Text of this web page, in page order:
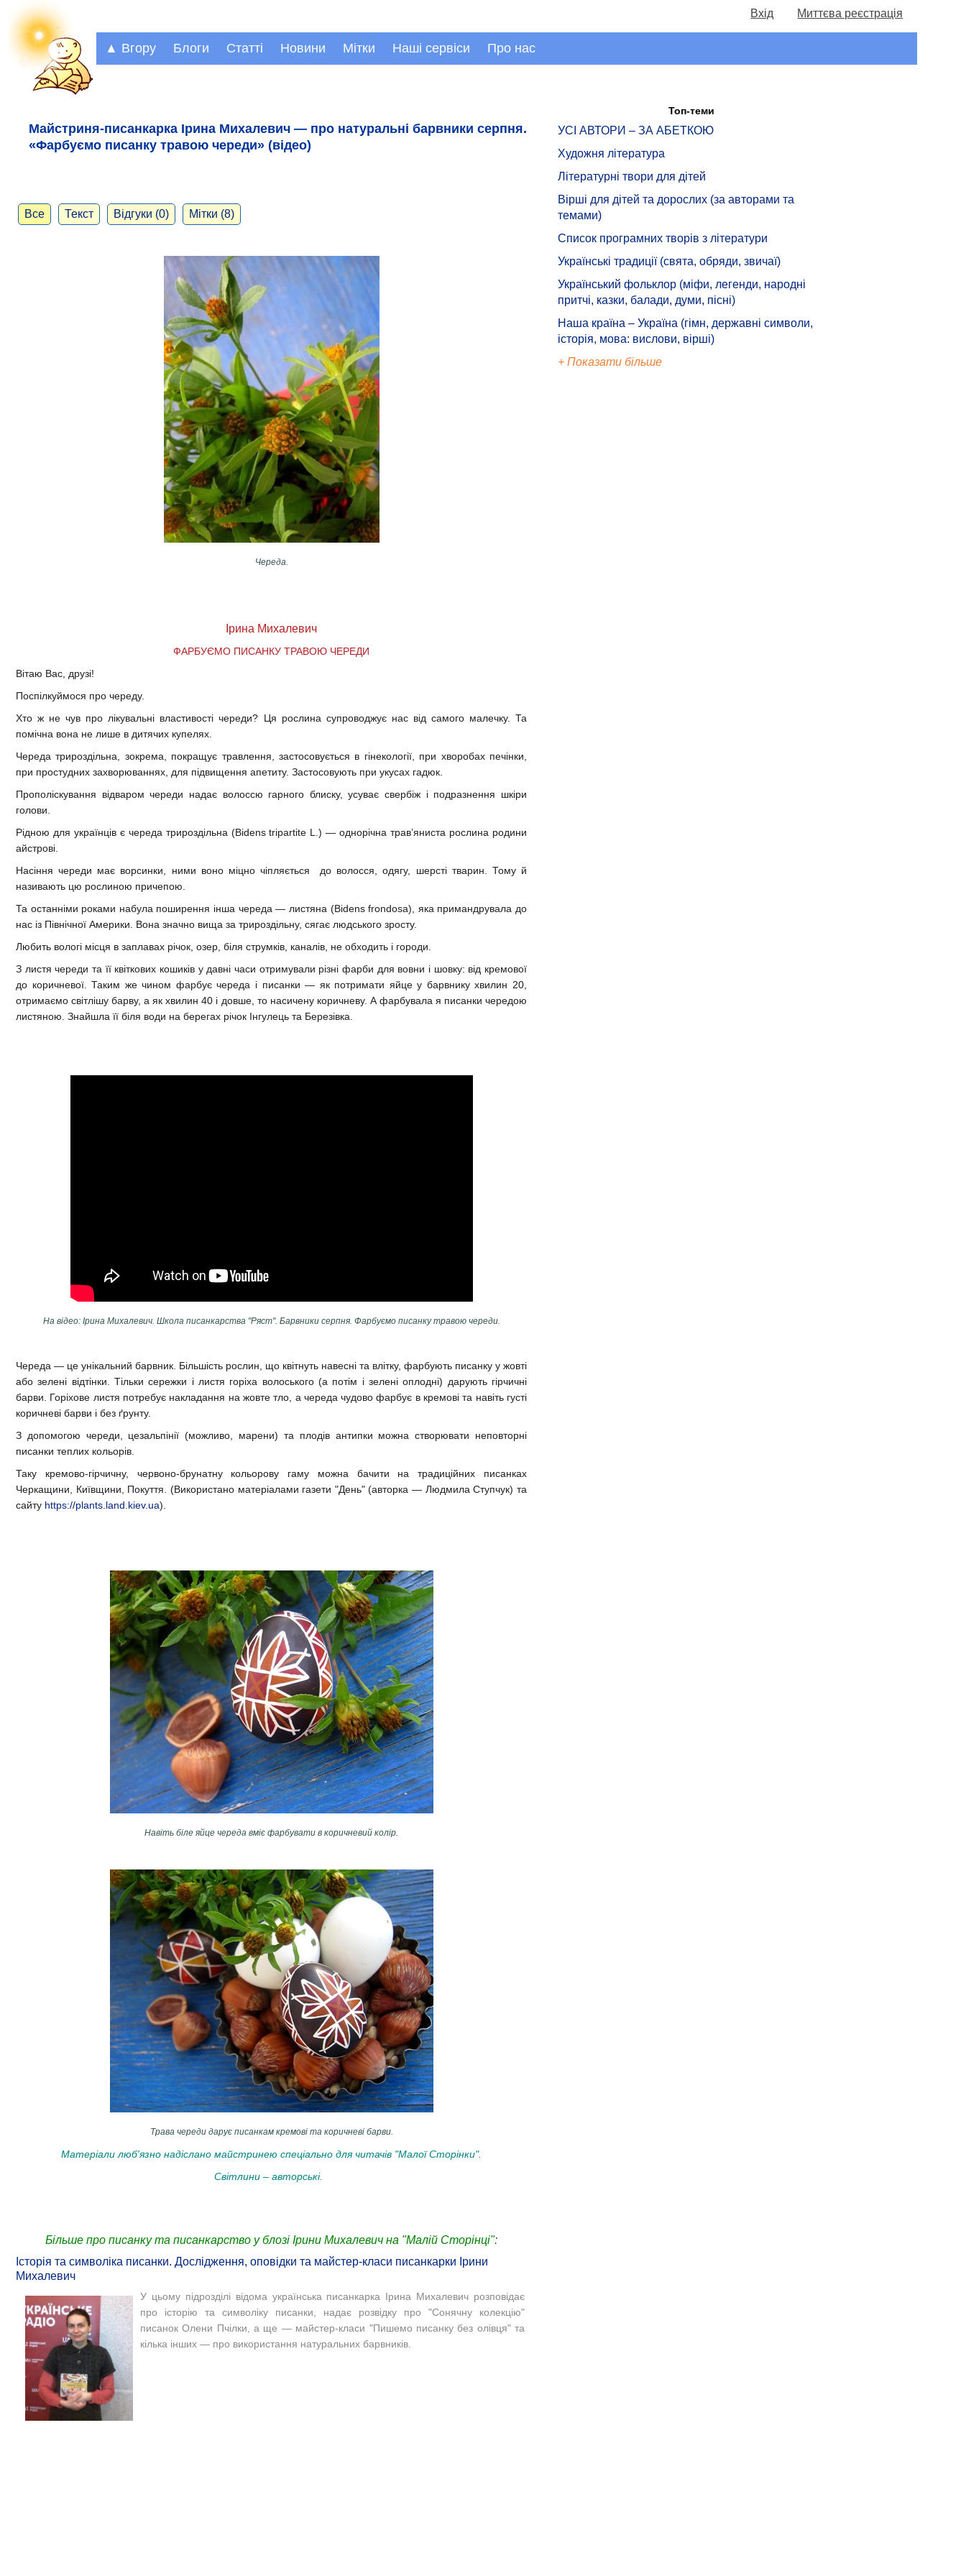
Вхід Миттєва реєстрація
▲ Вгору Блоги Статті Новини Мітки Наші сервіси Про нас
Майстриня-писанкарка Ірина Михалевич — про натуральні барвники серпня.
«Фарбуємо писанку травою череди» (відео)
Все Текст Відгуки (0) Мітки (8)
Череда.
Ірина Михалевич
ФАРБУЄМО ПИСАНКУ ТРАВОЮ ЧЕРЕДИ
Вітаю Вас, друзі!
Поспілкуймося про череду.
Хто ж не чув про лікувальні властивості череди? Ця рослина супроводжує нас від самого малечку. Та
помічна вона не лише в дитячих купелях.
Череда трироздільна, зокрема, покращує травлення, застосовується в гінекології, при хворобах печінки,
при простудних захворюваннях, для підвищення апетиту. Застосовують при укусах гадюк.
Прополіскування відваром череди надає волоссю гарного блиску, усуває свербіж і подразнення шкіри
голови.
Рідною для українців є череда трироздільна (Bidens tripartite L.) — однорічна трав’яниста рослина родини
айстрові.
Насіння череди має ворсинки, ними воно міцно чіпляється до волосся, одягу, шерсті тварин. Тому й
називають цю рослиною причепою.
Та останніми роками набула поширення інша череда — листяна (Bidens frondosa), яка примандрувала до
нас із Північної Америки. Вона значно вища за трироздільну, сягає людського зросту.
Любить вологі місця в заплавах річок, озер, біля струмків, каналів, не обходить і городи.
З листя череди та її квіткових кошиків у давні часи отримували різні фарби для вовни і шовку: від кремової
до коричневої. Таким же чином фарбує череда і писанки — як потримати яйце у барвнику хвилин 20,
отримаємо світлішу барву, а як хвилин 40 і довше, то насичену коричневу. А фарбувала я писанки чередою
листяною. Знайшла її біля води на берегах річок Інгулець та Березівка.
На відео: Ірина Михалевич. Школа писанкарства "Ряст". Барвники серпня. Фарбуємо писанку травою череди.
Череда — це унікальний барвник. Більшість рослин, що квітнуть навесні та влітку, фарбують писанку у жовті
або зелені відтінки. Тільки сережки і листя горіха волоського (а потім і зелені оплодні) дарують гірчичні
барви. Горіхове листя потребує накладання на жовте тло, а череда чудово фарбує в кремові та навіть густі
коричневі барви і без ґрунту.
З допомогою череди, цезальпінії (можливо, марени) та плодів антипки можна створювати неповторні
писанки теплих кольорів.
Таку кремово-гірчичну, червоно-брунатну кольорову гаму можна бачити на традиційних писанках
Черкащини, Київщини, Покуття. (Використано матеріалами газети "День" (авторка — Людмила Ступчук) та
сайту https://plants.land.kiev.ua).
Навіть біле яйце череда вміє фарбувати в коричневий колір.
Трава череди дарує писанкам кремові та коричневі барви.
Матеріали люб'язно надіслано майстринею спеціально для читачів "Малої Сторінки".
Світлини – авторські.
Більше про писанку та писанкарство у блозі Ірини Михалевич на "Малій Сторінці":
Історія та символіка писанки. Дослідження, оповідки та майстер-класи писанкарки Ірини
Михалевич
У цьому підрозділі відома українська писанкарка Ірина Михалевич розповідає
про історію та символіку писанки, надає розвідку про "Сонячну колекцію"
писанок Олени Пчілки, а ще — майстер-класи "Пишемо писанку без олівця" та
кілька інших — про використання натуральних барвників.
Топ-теми
УСІ АВТОРИ – ЗА АБЕТКОЮ
Художня література
Літературні твори для дітей
Вірші для дітей та дорослих (за авторами та
темами)
Список програмних творів з літератури
Українські традиції (свята, обряди, звичаї)
Український фольклор (міфи, легенди, народні
притчі, казки, балади, думи, пісні)
Наша країна – Україна (гімн, державні символи,
історія, мова: вислови, вірші)
+ Показати більше